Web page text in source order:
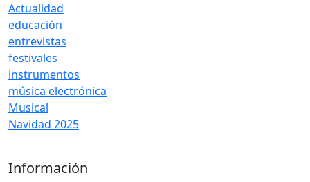
Actualidad
educación
entrevistas
festivales
instrumentos
música electrónica
Musical
Navidad 2025
Información